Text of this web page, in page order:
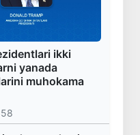
ikki
yanada
muhokama